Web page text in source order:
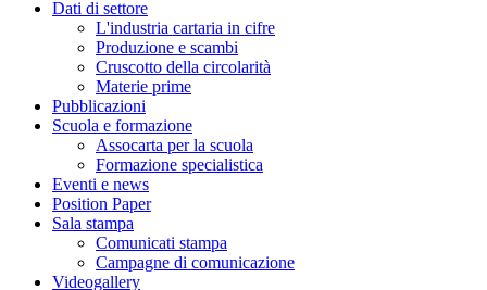
Dati di settore
L'industria cartaria in cifre
Produzione e scambi
Cruscotto della circolarità
Materie prime
Pubblicazioni
Scuola e formazione
Assocarta per la scuola
Formazione specialistica
Eventi e news
Position Paper
Sala stampa
Comunicati stampa
Campagne di comunicazione
Videogallery